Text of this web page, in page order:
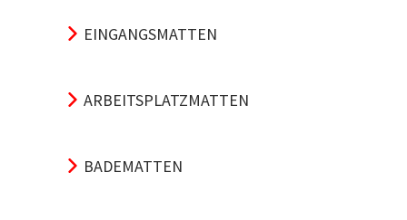
EINGANGSMATTEN
ARBEITSPLATZMATTEN
BADEMATTEN